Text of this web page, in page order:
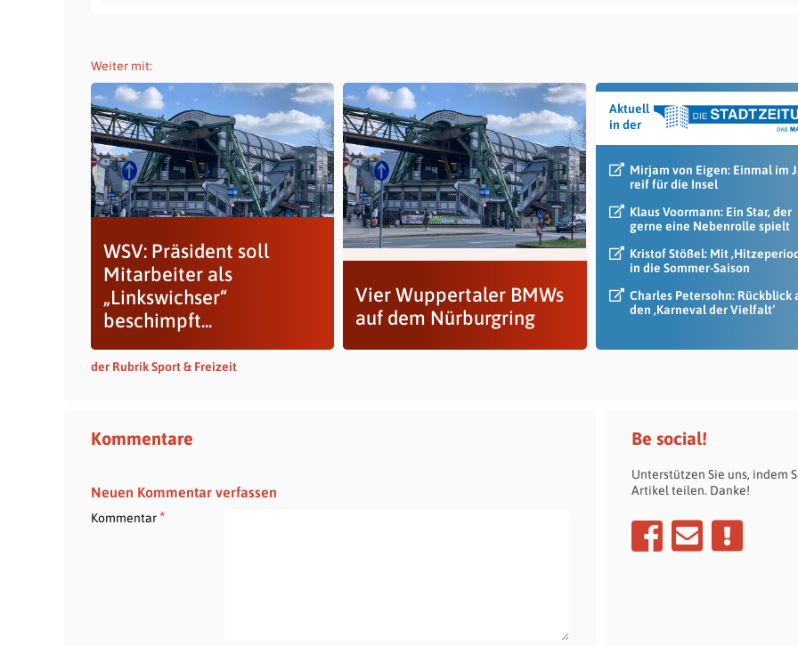
Weiter mit:
WSV: Präsident soll
Mitarbeiter als
„Linkswichser“
beschimpft...
Vier Wuppertaler BMWs
auf dem Nürburgring
Aktuell
in der
Mirjam von Eigen: Einmal im
reif für die Insel
Klaus Voormann: Ein Star, der
gerne eine Nebenrolle spielt
Kristof Stößel: Mit
in die Sommer-Saison
Charles Petersohn: Rückblick
den ‚Karneval der Vielfalt‘
der Rubrik Sport & Freizeit
Kommentare
Neuen Kommentar verfassen
Kommentar*
Be social!
Unterstützen Sie uns, indem
Artikel teilen. Danke!